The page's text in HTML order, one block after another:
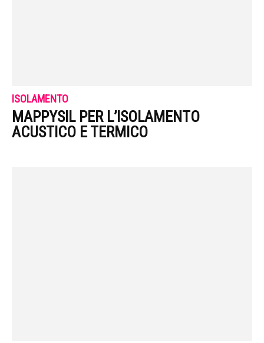
ISOLAMENTO
MAPPYSIL PER L’ISOLAMENTO
ACUSTICO E TERMICO